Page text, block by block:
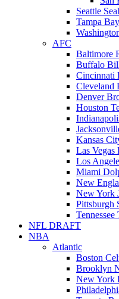
Seattle
Tampa
AFC
Baltimore
Buffalo
Cincinnati
Cleveland
Denver
Houston
Kansas
Las Vegas
Los
Miami
New
New York
Pittsburgh
Tennessee
NFL DRAFT
NBA
Atlantic
Boston
Brooklyn
New York